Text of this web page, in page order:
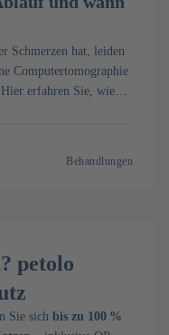
Schmerzen hat, leiden
Computertomographie
erfahren Sie, wie
Behandlungen
petolo
Sie sich bis zu 100 %